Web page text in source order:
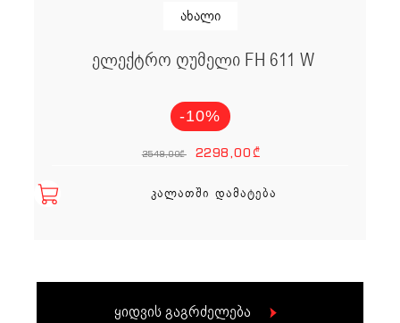
ახალი
ელექტრო ღუმელი FH 611 W
-10%
2549,00
₾ Original price
2298,00
₾Current
ᲙᲐᲚᲐᲗᲨᲘ ᲓᲐᲛᲐᲢᲔᲑᲐ
ყიდვის გაგრძელება